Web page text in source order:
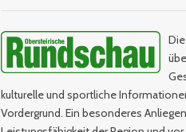
kulturelle und sportliche
Vordergrund. Ein besonderes